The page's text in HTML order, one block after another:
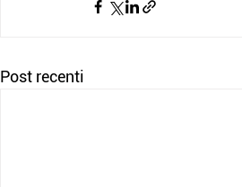
Post recenti